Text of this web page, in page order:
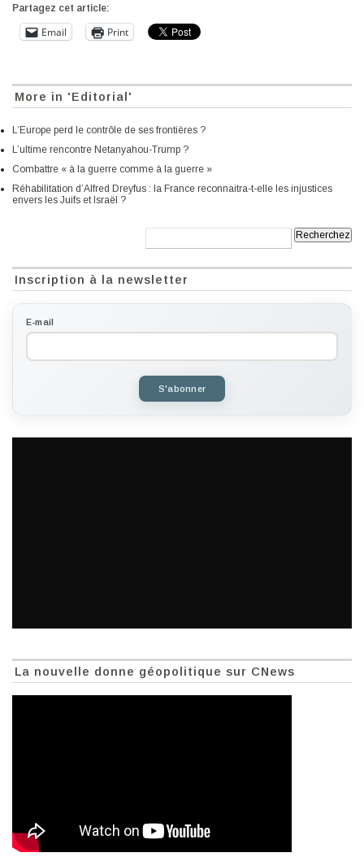
Partagez cet article:
Email Print
More in 'Editorial'
L’Europe perd le contrôle de ses frontières ?
L’ultime rencontre Netanyahou-Trump ?
Combattre « à la guerre comme à la guerre »
Réhabilitation d’Alfred Dreyfus : la France reconnaitra-t-elle les injustices
envers les Juifs et Israël ?
Inscription à la newsletter
E-mail
S'abonner
La nouvelle donne géopolitique sur CNews